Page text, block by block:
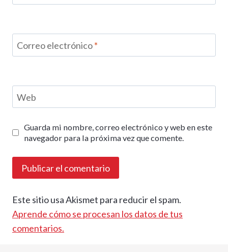
Correo electrónico*
Web
Guarda mi nombre, correo electrónico y web en este
navegador para la próxima vez que comente.
Este sitio usa Akismet para reducir el spam.
Aprende cómo se procesan los datos de tus
comentarios.